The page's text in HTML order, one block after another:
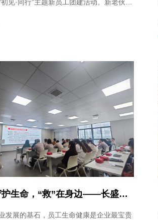
见·同行”主题新员工团建活动。新老伙伴
护生命，“救”在身边——长盛轴
发展的基石，员工生命健康是企业最宝贵